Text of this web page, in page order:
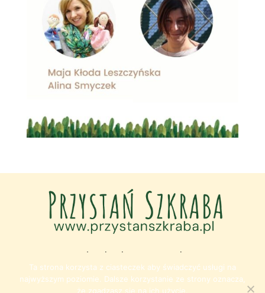
Przystań Szkraba, Copyright 2024.
Designed byspaceout.pl
Ta strona korzysta z ciasteczek aby świadczyć usługi na
najwyższym poziomie. Dalsze korzystanie ze strony oznacza,
że zgadzasz się na ich użycie.